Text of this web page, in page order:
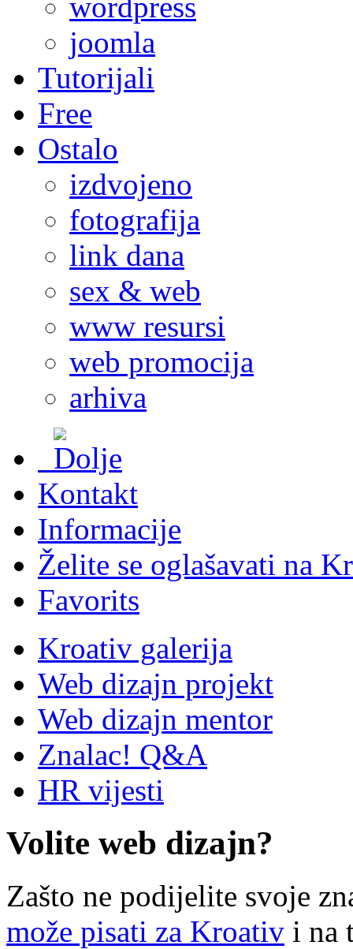
joomla
Tutorijali
Free
Ostalo
izdvojeno
fotografija
link dana
sex & web
www resursi
web promocija
arhiva
Kontakt
Informacije
Želite se oglašavati na
Favorits
Kroativ galerija
Web dizajn projekt
Web dizajn mentor
Znalac! Q&A
HR vijesti
Volite web dizajn?
Zašto ne podijelite svoje
može pisati za Kroativ i na